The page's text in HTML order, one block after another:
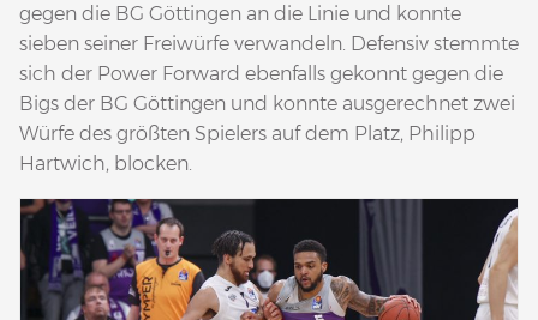
gegen die BG Göttingen an die Linie und konnte
sieben seiner Freiwürfe verwandeln. Defensiv stemmte
sich der Power Forward ebenfalls gekonnt gegen die
Bigs der BG Göttingen und konnte ausgerechnet zwei
Würfe des größten Spielers auf dem Platz, Philipp
Hartwich, blocken.